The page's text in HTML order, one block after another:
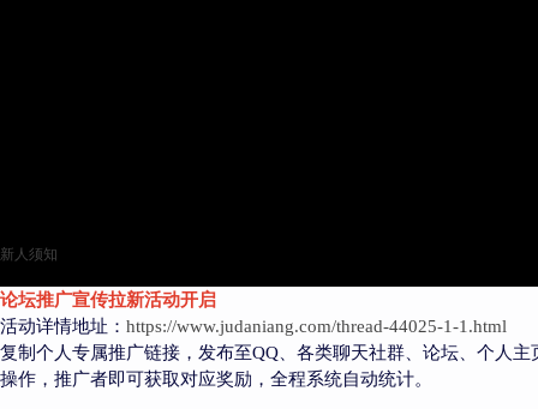
新人须知
论坛推广宣传拉新活动开启
活动详情地址： https://www.judaniang.com/thread-44025-1-1.html
复制个人专属推广链接，发布至QQ、各类聊天社群、论坛、个人
操作，推广者即可获取对应奖励，全程系统自动统计。